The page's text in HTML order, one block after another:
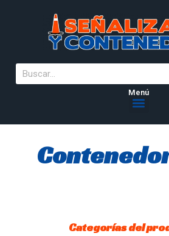
Menú
Categorías del